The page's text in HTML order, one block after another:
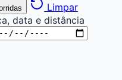
Limpar
data e distância